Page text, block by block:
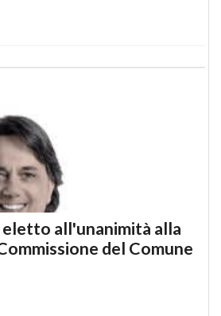
eletto all'unanimità alla
del Comune